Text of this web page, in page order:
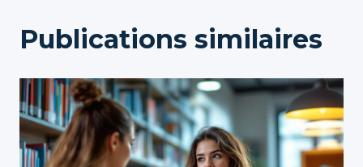
Publications similaires